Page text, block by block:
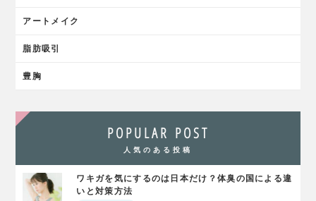
アートメイク
脂肪吸引
豊胸
POPULAR POST
人気のある投稿
ワキガを気にするのは日本だけ？体臭の国による違
いと対策方法